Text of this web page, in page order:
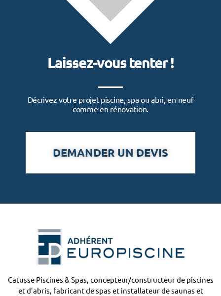
Laissez-vous tenter !
Décrivez votre projet piscine, spa ou abri, en neuf
comme en rénovation.
DEMANDER UN DEVIS
Catusse Piscines & Spas, concepteur/constructeur de piscines
et d’abris, fabricant de spas et installateur de saunas et